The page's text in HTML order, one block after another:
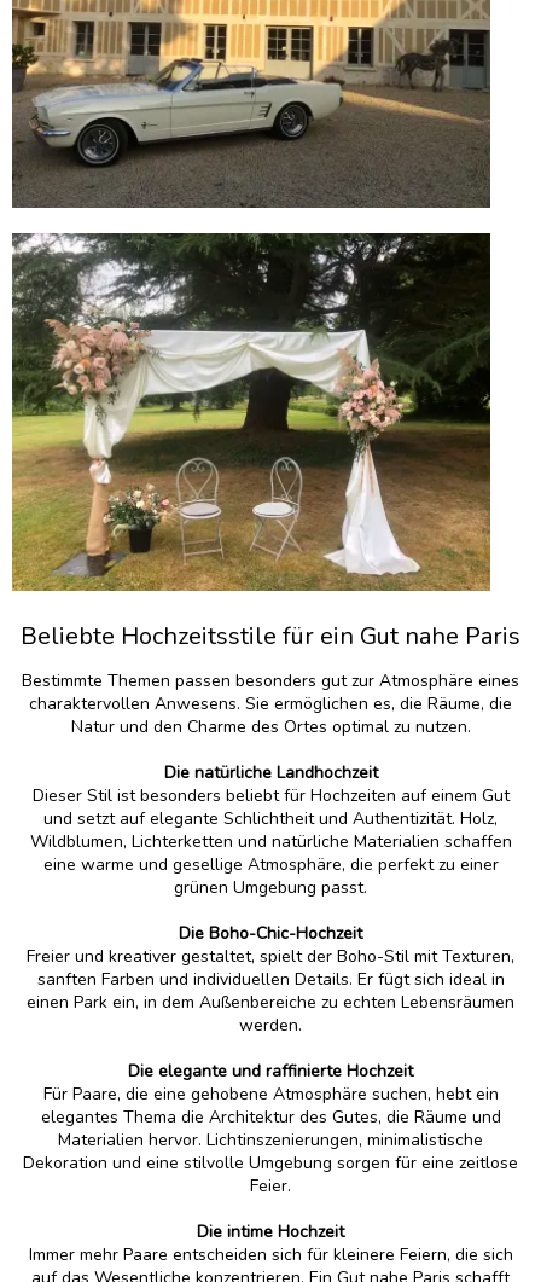
Beliebte Hochzeitsstile für ein Gut nahe Paris
Bestimmte Themen passen besonders gut zur Atmosphäre eines
charaktervollen Anwesens. Sie ermöglichen es, die Räume, die
Natur und den Charme des Ortes optimal zu nutzen.
Die natürliche Landhochzeit
Dieser Stil ist besonders beliebt für Hochzeiten auf einem Gut
und setzt auf elegante Schlichtheit und Authentizität. Holz,
Wildblumen, Lichterketten und natürliche Materialien schaffen
eine warme und gesellige Atmosphäre, die perfekt zu einer
grünen Umgebung passt.
Die Boho-Chic-Hochzeit
Freier und kreativer gestaltet, spielt der Boho-Stil mit Texturen,
sanften Farben und individuellen Details. Er fügt sich ideal in
einen Park ein, in dem Außenbereiche zu echten Lebensräumen
werden.
Die elegante und raffinierte Hochzeit
Für Paare, die eine gehobene Atmosphäre suchen, hebt ein
elegantes Thema die Architektur des Gutes, die Räume und
Materialien hervor. Lichtinszenierungen, minimalistische
Dekoration und eine stilvolle Umgebung sorgen für eine zeitlose
Feier.
Die intime Hochzeit
Immer mehr Paare entscheiden sich für kleinere Feiern, die sich
auf das Wesentliche konzentrieren. Ein Gut nahe Paris schafft